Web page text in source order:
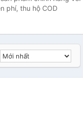
phí, thu hộ COD